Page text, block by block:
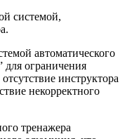
системой,
автоматического
для ограничения
инструктора
некорректного
тренажера